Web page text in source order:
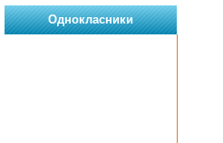
Однокласники